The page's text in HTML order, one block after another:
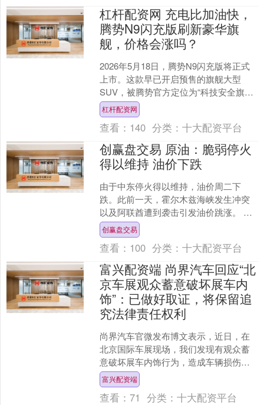
杠杆配资网 充电比加油快，
腾势N9闪充版刷新豪华旗
舰，价格会涨吗？
2026年5月18日，腾势N9闪充版将正式
上市。这款早已开启预售的旗舰大型
SUV，被腾势官方定位为“科技安全旗
舰”。在45-50万元预售价的背后，这台车
集比亚迪....
杠杆配资网
查看： 140 分类：十大配资平台
创赢盘交易 原油：脆弱停火
得以维持 油价下跌
由于中东停火得以维持，油价周二下
跌。此前一天，霍尔木兹海峡发生冲突
以及阿联酋遭到袭击引发油价跳涨。 布
伦特原油下跌4%，收于每桶110美元下
方，几乎抹去了周一的....
创赢盘交易
查看： 100 分类：十大配资平台
富兴配资端 尚界汽车回应“北
京车展观众蓄意破坏展车内
饰”：已做好取证，将保留追
究法律责任权利
尚界汽车官微发布博文表示，近日，在
北京国际车展现场，我们发现有观众蓄
意破坏展车内饰行为，造成车辆损伤。
北京国际车展是各大汽车品牌面向全世
界观众展示的舞台，也是....
富兴配资端
查看：71 分类：十大配资平台